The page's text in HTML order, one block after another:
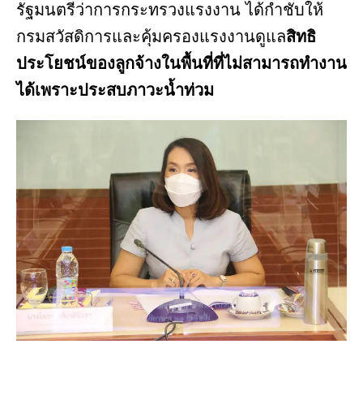
รัฐมนตรีว่าการกระทรวงแรงงาน ได้กำชับให้
กรมสวัสดิการและคุ้มครองแรงงานดูแลสิทธิ
ประโยชน์ของลูกจ้างในพื้นที่ที่ไม่สามารถทำงาน
ได้เพราะประสบภาวะน้ำท่วม